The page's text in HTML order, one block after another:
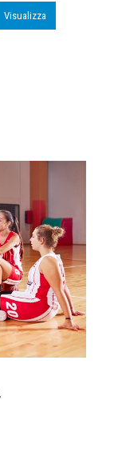
Visualizza